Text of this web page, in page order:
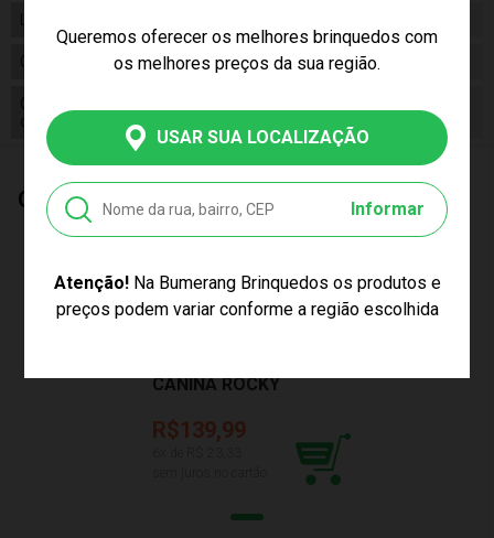
Queremos oferecer os melhores brinquedos com
os melhores preços da sua região.
USAR SUA LOCALIZAÇÃO
Informar
Atenção!Na Bumerang Brinquedos os produtos e
preços podem variar conforme a região escolhida
Código F0021-7
Código
de Barras
7898039605364
Quem Comprou, Também Levou
PREÇO EXCLUSIVO
CANINA ROCKY
R$139,99